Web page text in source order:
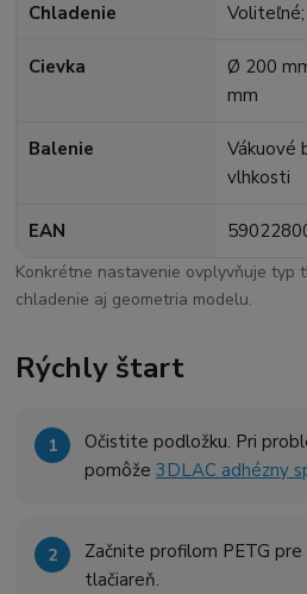
Chladenie
Cievka
Ø 200
mm
Balenie
Vákuové
vlhkosti
EAN
Konkrétne nastavenie ovplyvňuje typ
chladenie aj geometria modelu.
Rýchly štart
Očistite podložku. Pri
pomôže3DLAC adhézny
Začnite profilom PETG
tlačiareň.